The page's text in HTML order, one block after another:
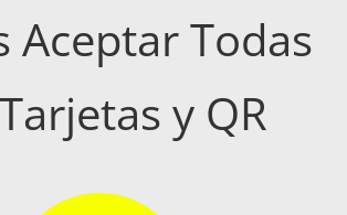
Aceptar Todas
y QR